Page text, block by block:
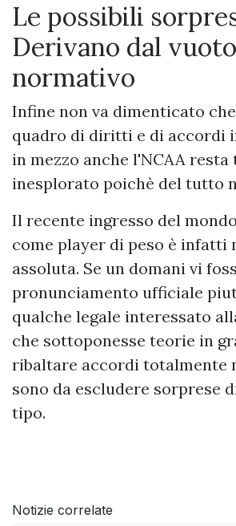
Le possibili
Derivano dal vuoto
normativo
Infine non va dimenticato
quadro di diritti e di accordi
in mezzo anche l'NCAA
inesplorato poichè del tutto
Il recente ingresso del
come player di peso è infatti
assoluta. Se un domani vi
pronunciamento ufficiale
qualche legale interessato
che sottoponesse teorie in
ribaltare accordi totalmente
sono da escludere sorprese
tipo.
Notizie correlate